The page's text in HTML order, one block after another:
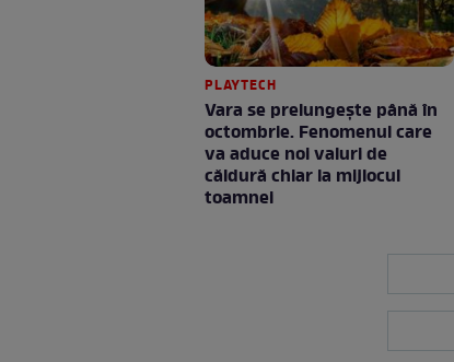
PLAYTECH
Vara se prelungeşte până în
octombrie. Fenomenul care
va aduce noi valuri de
căldură chiar la mijlocul
toamnei